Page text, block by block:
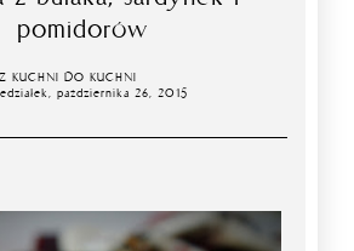
pomidorów
Z KUCHNI DO KUCHNI
października 26, 2015